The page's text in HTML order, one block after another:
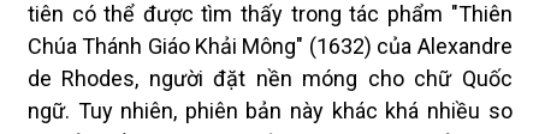
tiên có thể được tìm thấy trong tác phẩm "Thiên
Chúa Thánh Giáo Khải Mông" (1632) của Alexandre
de Rhodes, người đặt nền móng cho chữ Quốc
ngữ. Tuy nhiên, phiên bản này khác khá nhiều so